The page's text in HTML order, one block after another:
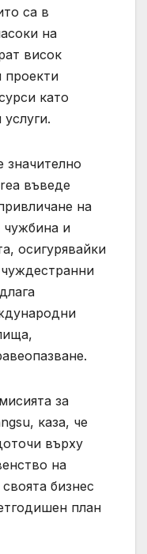
са в
на
висок
проекти
като
значително
въведе
на
чужбина и
осигурявайки
за
каза, че
върху
на
бизнес
план